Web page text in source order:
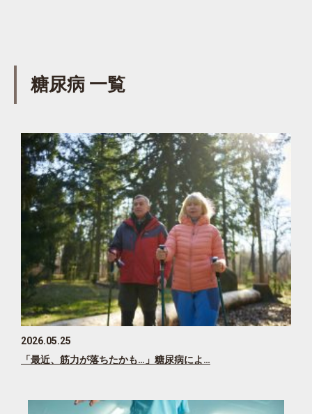
糖尿病 一覧
2026.05.25
「最近、筋力が落ちたかも…」糖尿病によ…